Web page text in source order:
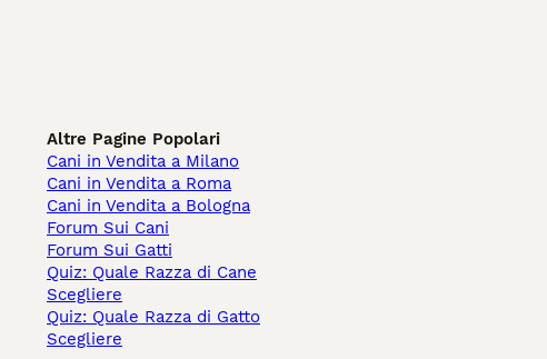
Altre Pagine Popolari
Cani in Vendita a Milano
Cani in Vendita a Roma
Cani in Vendita a Bologna
Forum Sui Cani
Forum Sui Gatti
Quiz: Quale Razza di Cane
Scegliere
Quiz: Quale Razza di Gatto
Scegliere